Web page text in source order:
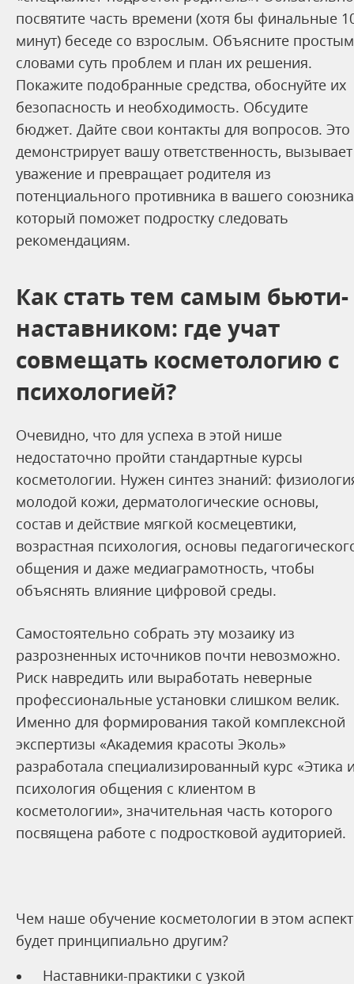
посвятите часть времени (хотя бы финальные
минут) беседе со взрослым. Объясните
словами суть проблем и план их решения.
Покажите подобранные средства, обоснуйте их
безопасность и необходимость. Обсудите
бюджет. Дайте свои контакты для вопросов. Это
демонстрирует вашу ответственность, вызывает
уважение и превращает родителя из
потенциального противника в вашего
который поможет подростку следовать
рекомендациям.
Как стать тем самым бьюти-
наставником: где учат
совмещать косметологию с
психологией?
Очевидно, что для успеха в этой нише
недостаточно пройти стандартные курсы
косметологии. Нужен синтез знаний:
молодой кожи, дерматологические основы,
состав и действие мягкой космецевтики,
возрастная психология, основы
общения и даже медиаграмотность, чтобы
объяснять влияние цифровой среды.
Самостоятельно собрать эту мозаику из
разрозненных источников почти невозможно.
Риск навредить или выработать неверные
профессиональные установки слишком велик.
Именно для формирования такой комплексной
экспертизы «Академия красоты Эколь»
разработала специализированный курс «Этика
психология общения с клиентом в
косметологии», значительная часть которого
посвящена работе с подростковой аудиторией.
Чем наше обучение косметологии в этом
будет принципиально другим?
Наставники-практики с узкой